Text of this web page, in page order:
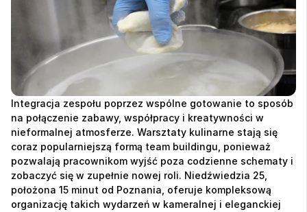
Integracja zespołu poprzez wspólne gotowanie to sposób
na połączenie zabawy, współpracy i kreatywności w
nieformalnej atmosferze. Warsztaty kulinarne stają się
coraz popularniejszą formą team buildingu, ponieważ
pozwalają pracownikom wyjść poza codzienne schematy i
zobaczyć się w zupełnie nowej roli. Niedźwiedzia 25,
położona 15 minut od Poznania, oferuje kompleksową
organizację takich wydarzeń w kameralnej i eleganckiej